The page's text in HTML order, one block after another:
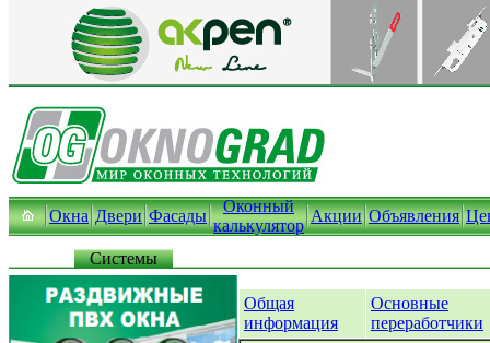
Окна Двери Фасады
Оконный
калькулятор
Акции Объявления
Системы
Общая
информация
Основные
переработчики